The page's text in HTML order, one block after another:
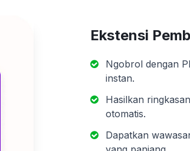
Ekstensi
Ngobrol dengan
instan.
Hasilkan
otomatis.
Dapatkan